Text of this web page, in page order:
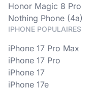
Honor Magic 8 Pro
Nothing Phone (4a)
IPHONE POPULAIRES
iPhone 17 Pro Max
iPhone 17 Pro
iPhone 17
iPhone 17e